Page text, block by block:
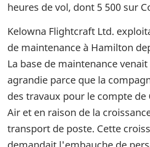
heures de vol, dont 5 500 sur
Kelowna Flightcraft Ltd.
de maintenance à Hamilton
La base de maintenance
agrandie parce que la
des travaux pour le compte de
Air et en raison de la
transport de poste. Cette